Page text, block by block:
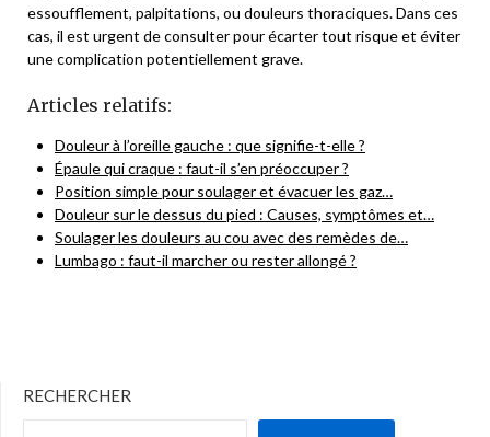
essoufflement, palpitations, ou douleurs thoraciques. Dans ces
cas, il est urgent de consulter pour écarter tout risque et éviter
une complication potentiellement grave.
Articles relatifs:
Douleur à l’oreille gauche : que signifie-t-elle ?
Épaule qui craque : faut-il s’en préoccuper ?
Position simple pour soulager et évacuer les gaz…
Douleur sur le dessus du pied : Causes, symptômes et…
Soulager les douleurs au cou avec des remèdes de…
Lumbago : faut-il marcher ou rester allongé ?
RECHERCHER